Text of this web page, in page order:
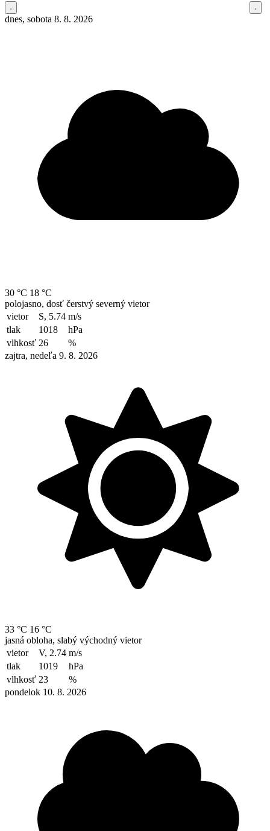
dnes, sobota 8. 8. 2026
30 °C 18 °C
polojasno, dosť čerstvý severný vietor
vietor
S, 5.74 m/s
tlak
1018
hPa
vlhkosť 26
%
zajtra, nedeľa 9. 8. 2026
33 °C 16 °C
jasná obloha, slabý východný vietor
vietor
V, 2.74 m/s
tlak
1019
hPa
vlhkosť 23
%
pondelok 10. 8. 2026